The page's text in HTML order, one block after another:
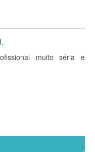
muito séria e